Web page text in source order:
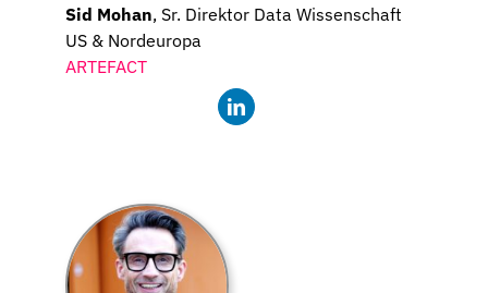
Sid Mohan, Sr. Direktor Data Wissenschaft
US & Nordeuropa
ARTEFACT